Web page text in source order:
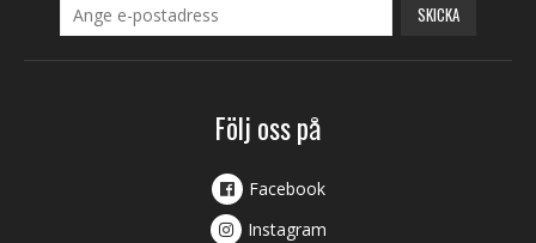
SKICKA
Följ oss på
Facebook
Instagram